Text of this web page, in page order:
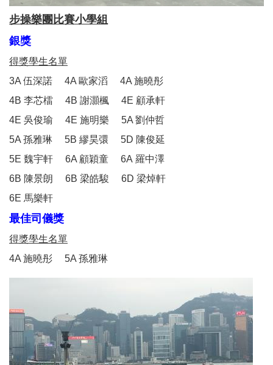
步操樂團比賽小學組
銀獎
得獎學生名單
3A 伍深諾 4A 歐家滔 4A 施曉彤
4B 李芯檑 4B 謝灝楓 4E 顧承軒
4E 吳俊瑜 4E 施明樂 5A 劉仲哲
5A 孫雅琳 5B 繆昊彋 5D 陳俊延
5E 魏宇軒 6A 顧穎童 6A 羅中澤
6B 陳景朗 6B 梁皓駿 6D 梁焯軒
6E 馬樂軒
最佳司儀獎
得獎學生名單
4A 施曉彤 5A 孫雅琳